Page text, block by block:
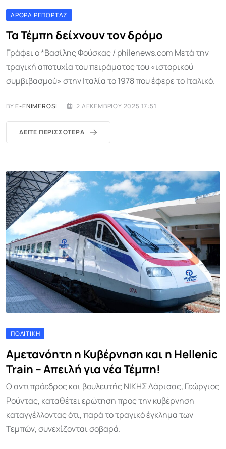
ΆΡΘΡΑ ΡΕΠΟΡΤΆΖ
Τα Τέμπη δείχνουν τον δρόμο
Γράφει ο *Βασίλης Φούσκας / philenews.com Μετά την
τραγική αποτυχία του πειράματος του «ιστορικού
συμβιβασμού» στην Ιταλία το 1978 που έφερε το Ιταλικό.
BYE-ENIMEROSI 2 ΔΕΚΕΜΒΡΊΟΥ 2025 17:51
ΔΕΊΤΕ ΠΕΡΙΣΣΌΤΕΡΑ
ΠΟΛΙΤΙΚΉ
Αμετανόητη η Κυβέρνηση και η Hellenic
Train – Απειλή για νέα Τέμπη!
Ο αντιπρόεδρος και βουλευτής ΝΙΚΗΣ Λάρισας, Γεώργιος
Ρούντας, καταθέτει ερώτηση προς την κυβέρνηση
καταγγέλλοντας ότι, παρά το τραγικό έγκλημα των
Τεμπών, συνεχίζονται σοβαρά.